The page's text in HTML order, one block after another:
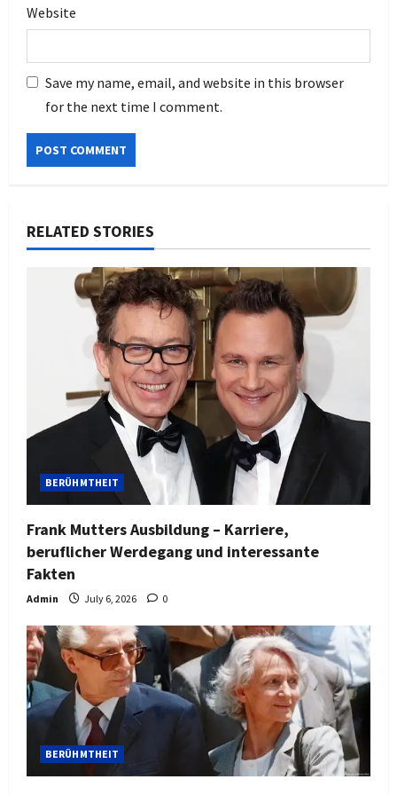
Website
Save my name, email, and website in this browser
for the next time I comment.
RELATED STORIES
BERÜHMTHEIT
Frank Mutters Ausbildung – Karriere,
beruflicher Werdegang und interessante
Fakten
Admin July 6, 2026 0
BERÜHMTHEIT